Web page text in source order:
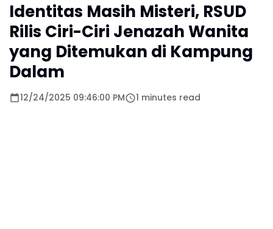
Identitas Masih Misteri, RSUD
Rilis Ciri-Ciri Jenazah Wanita
yang Ditemukan di Kampung
Dalam
12/24/2025 09:46:00 PM 1 minutes read